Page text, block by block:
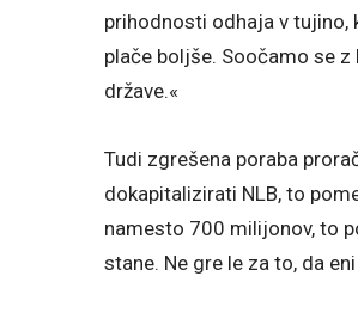
prihodnosti odhaja v tujino,
plače boljše. Soočamo se
države.«
Tudi zgrešena poraba
dokapitalizirati NLB, to
namesto 700 milijonov, to
stane. Ne gre le za to, da